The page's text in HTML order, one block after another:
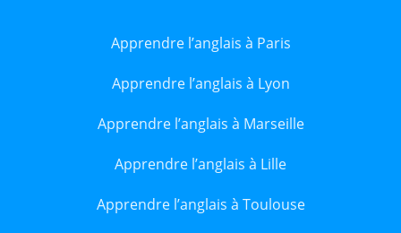
Apprendre l’anglais à Paris
Apprendre l’anglais à Lyon
Apprendre l’anglais à Marseille
Apprendre l’anglais à Lille
Apprendre l’anglais à Toulouse